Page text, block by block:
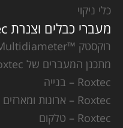
כלי ניקוי
מעברי כבלים וצנרת Roxtec
רוקסטק ™Multidiameter
מתכנן המעברים של Roxtec
Roxtec – בנייה
Roxtec – ארונות ומארזים
Roxtec – טלקום